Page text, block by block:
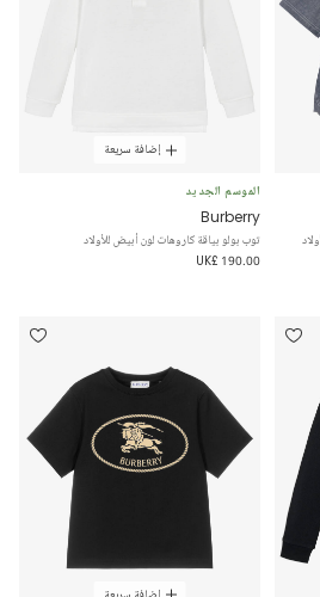
إضافة سريعة
الموسم الجديد
Burberry
توب بولو بياقة كاروهات لون أبيض للأولاد
UK£ 190.00